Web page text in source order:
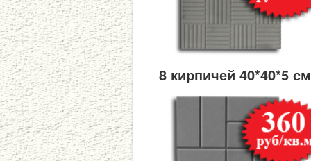
8 кирпичей 40*40*5 см